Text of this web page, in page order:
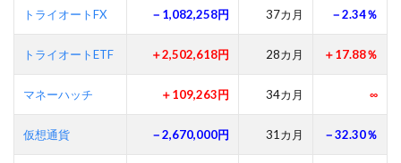
トライオートFX －1,082,258円 37カ月 －2.34％
トライオートETF ＋2,502,618円 28カ月 ＋17.88％
マネーハッチ ＋109,263円 34カ月 ∞
仮想通貨 －2,670,000円 31カ月 －32.30％